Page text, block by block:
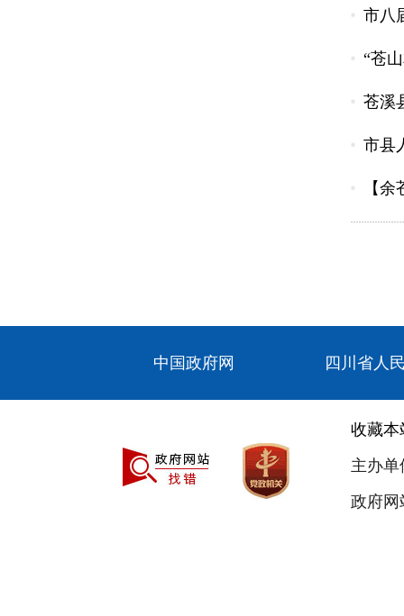
市八
“苍
苍溪
市县
【
中国政府网 四川省人
收藏本
主办
政府网